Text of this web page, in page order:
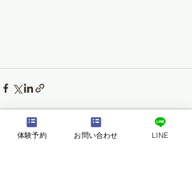
体験予約 お問い合わせ LINE